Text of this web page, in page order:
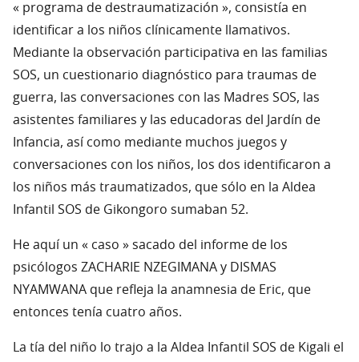
« programa de destraumatización », consistía en
identificar a los niños clínicamente llamativos.
Mediante la observación participativa en las familias
SOS, un cuestionario diagnóstico para traumas de
guerra, las conversaciones con las Madres SOS, las
asistentes familiares y las educadoras del Jardín de
Infancia, así como mediante muchos juegos y
conversaciones con los niños, los dos identificaron a
los niños más traumatizados, que sólo en la Aldea
Infantil SOS de Gikongoro sumaban 52.
He aquí un « caso » sacado del informe de los
psicólogos ZACHARIE NZEGIMANA y DISMAS
NYAMWANA que refleja la anamnesia de Eric, que
entonces tenía cuatro años.
La tía del niño lo trajo a la Aldea Infantil SOS de Kigali el